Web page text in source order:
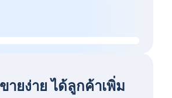
ายง่าย ได้ลูกค้าเพิ่ม